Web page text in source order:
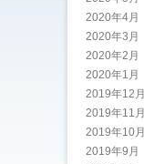
2020年4月
2020年3月
2020年2月
2020年1月
2019年12月
2019年11月
2019年10月
2019年9月